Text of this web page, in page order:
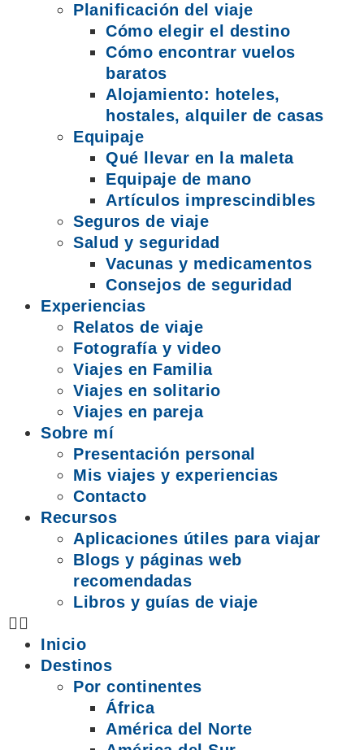
Planificación del viaje
Cómo elegir el destino
Cómo encontrar vuelos
baratos
Alojamiento: hoteles,
hostales, alquiler de casas
Equipaje
Qué llevar en la maleta
Equipaje de mano
Artículos imprescindibles
Seguros de viaje
Salud y seguridad
Vacunas y medicamentos
Consejos de seguridad
Experiencias
Relatos de viaje
Fotografía y video
Viajes en Familia
Viajes en solitario
Viajes en pareja
Sobre mí
Presentación personal
Mis viajes y experiencias
Contacto
Recursos
Aplicaciones útiles para viajar
Blogs y páginas web
recomendadas
Libros y guías de viaje
Inicio
Destinos
Por continentes
África
América del Norte